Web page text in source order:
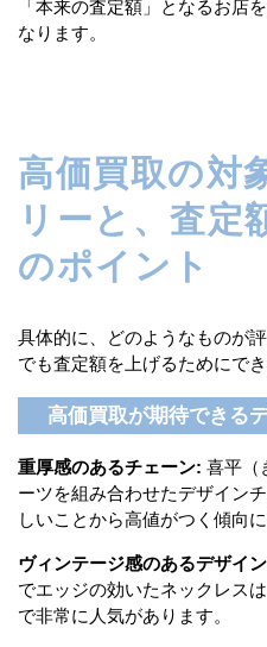
「本来の査定額」となるお店
なります。
高価買取の対
リーと、査定
のポイント
具体的に、どのようなものが
でも査定額を上げるためにで
高価買取が期待できる
重厚感のあるチェーン: 喜平（
ーツを組み合わせたデザイン
しいことから高値がつく傾向に
ヴィンテージ感のあるデザイ
でエッジの効いたネックレス
で非常に人気があります。